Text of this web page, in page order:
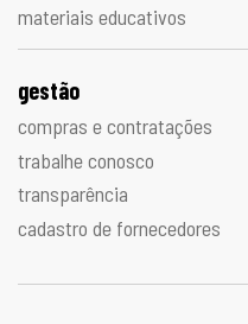
materiais educativos
gestão
compras e contratações
trabalhe conosco
transparência
cadastro de fornecedores